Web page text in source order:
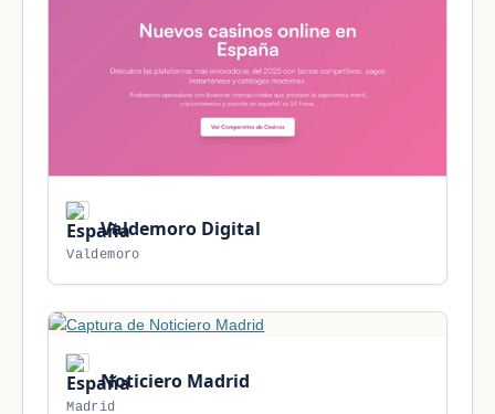
Valdemoro Digital
Valdemoro
Noticiero Madrid
Madrid